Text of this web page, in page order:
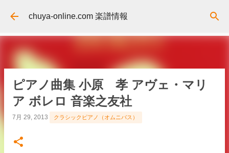
スキップしてメイン コンテンツに移動
chuya-online.com 楽譜情報
ピアノ曲集 小原 孝 アヴェ・マリ
ア ボレロ 音楽之友社
7月 29, 2013 クラシックピアノ（オムニバス）